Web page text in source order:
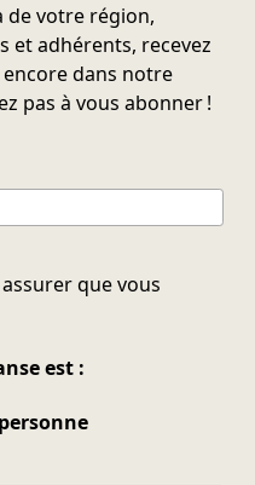
de votre région,
et adhérents, recevez
dans notre
pas à vous abonner !
que vous
est :